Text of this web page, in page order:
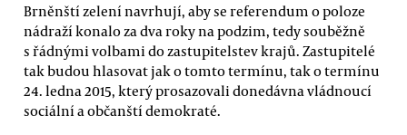
Brněnští zelení navrhují, aby se referendum o poloze
nádraží konalo za dva roky na podzim, tedy souběžně
s řádnými volbami do zastupitelstev krajů. Zastupitelé
tak budou hlasovat jak o tomto termínu, tak o termínu
24. ledna 2015, který prosazovali donedávna vládnoucí
sociální a občanští demokraté.